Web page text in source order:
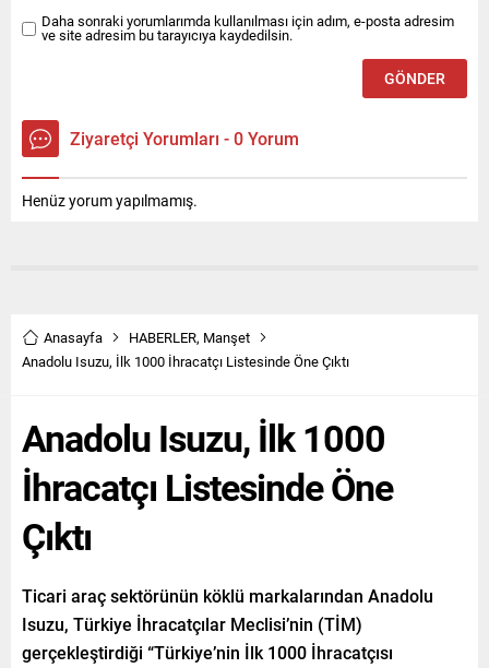
Daha sonraki yorumlarımda kullanılması için adım, e-posta adresim
ve site adresim bu tarayıcıya kaydedilsin.
Ziyaretçi Yorumları - 0 Yorum
Henüz yorum yapılmamış.
Anasayfa HABERLER, Manşet
Anadolu Isuzu, İlk 1000 İhracatçı Listesinde Öne Çıktı
Anadolu Isuzu, İlk 1000
İhracatçı Listesinde Öne
Çıktı
Ticari araç sektörünün köklü markalarından Anadolu
Isuzu, Türkiye İhracatçılar Meclisi’nin (TİM)
gerçekleştirdiği “Türkiye’nin İlk 1000 İhracatçısı